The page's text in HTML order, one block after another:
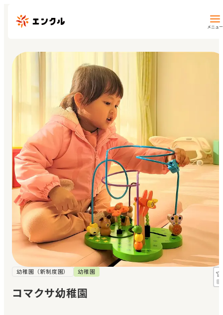
メニュー
保育園・幼稚園を探す
地図から探す
地域から探す
マイページ
閲覧履歴
お気に入り
見学日記
メッセージ
おすすめの園
幼稚園（新制度園） 幼稚園
コマクサ幼稚園